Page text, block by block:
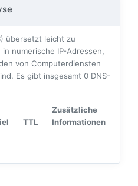
übersetzt leicht zu
numerische IP-Adressen,
von Computerdiensten
Es gibt insgesamt 0 DNS-
TTL
Zusätzliche
Informationen